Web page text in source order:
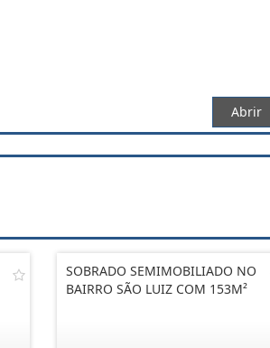
Abrir
SOBRADO SEMIMOBILIADO NO
BAIRRO SÃO LUIZ COM 153M²